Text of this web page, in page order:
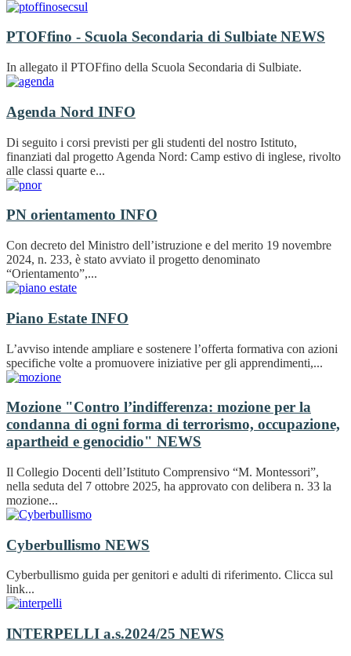
PTOFfino - Scuola Secondaria di Sulbiate NEWS
In allegato il PTOFfino della Scuola Secondaria di Sulbiate.
Agenda Nord INFO
Di seguito i corsi previsti per gli studenti del nostro Istituto,
finanziati dal progetto Agenda Nord: Camp estivo di inglese, rivolto
alle classi quarte e...
PN orientamento INFO
Con decreto del Ministro dell’istruzione e del merito 19 novembre
2024, n. 233, è stato avviato il progetto denominato
“Orientamento”,...
Piano Estate INFO
L’avviso intende ampliare e sostenere l’offerta formativa con azioni
specifiche volte a promuovere iniziative per gli apprendimenti,...
Mozione "Contro l’indifferenza: mozione per la
condanna di ogni forma di terrorismo, occupazione,
apartheid e genocidio" NEWS
Il Collegio Docenti dell’Istituto Comprensivo “M. Montessori”,
nella seduta del 7 ottobre 2025, ha approvato con delibera n. 33 la
mozione...
Cyberbullismo NEWS
Cyberbullismo guida per genitori e adulti di riferimento. Clicca sul
link...
INTERPELLI a.s.2024/25 NEWS